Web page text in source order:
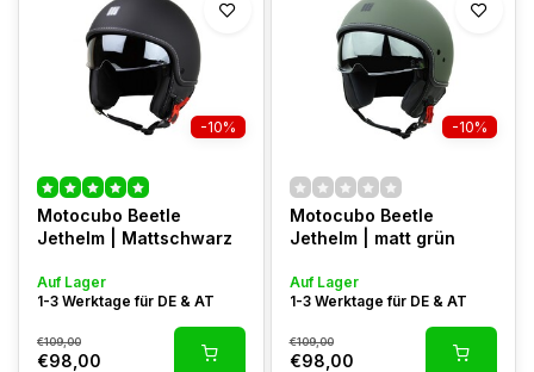
-10%
Motocubo Beetle
Jethelm | Mattschwarz
Auf Lager
1-3 Werktage für DE & AT
€109,00
€98,00
-10%
Motocubo Beetle
Jethelm | matt grün
Auf Lager
1-3 Werktage für DE & AT
€109,00
€98,00